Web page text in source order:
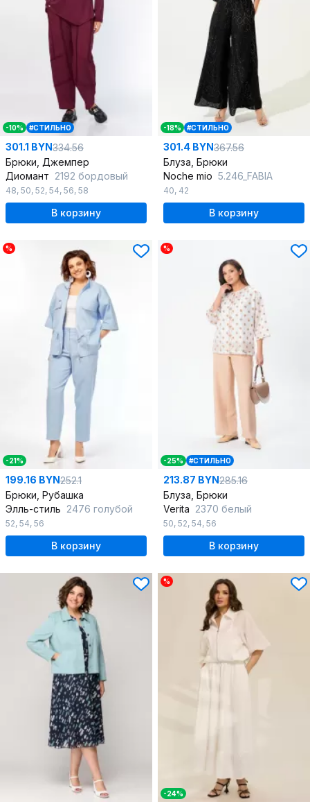
-10% #СТИЛЬНО
301.1 BYN334.56
Брюки, Джемпер
Диомант 2192 бордовый
48, 50, 52, 54, 56, 58
В корзину
-18% #СТИЛЬНО
301.4 BYN367.56
Блуза, Брюки
Noche mio 5.246_FABIA
40, 42
В корзину
%
-21%
199.16 BYN252.1
Брюки, Рубашка
Элль-стиль 2476 голубой
52, 54, 56
В корзину
%
-25% #СТИЛЬНО
213.87 BYN285.16
Блуза, Брюки
Verita 2370 белый
50, 52, 54, 56
В корзину
%
-24%